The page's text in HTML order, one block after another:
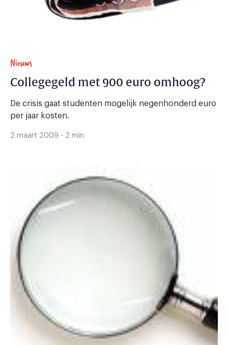
Nieuws
Collegegeld met 900 euro omhoog?
De crisis gaat studenten mogelijk negenhonderd euro
per jaar kosten.
2 maart 2009 - 2 min.